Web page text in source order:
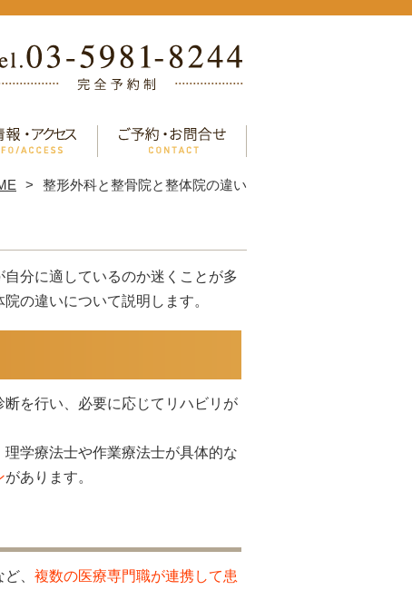
整形外科と整骨院と整体院の違い
分に適しているのか迷くことが多
の違いについて説明します。
を行い、必要に応じてリハビリが
理学療法士や作業療法士が具体的な
があります。
、 複数の医療専門職が連携して患